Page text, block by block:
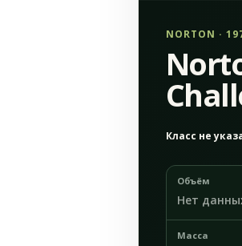
NORTON ·
Класс не
Объём
Нет
Масса